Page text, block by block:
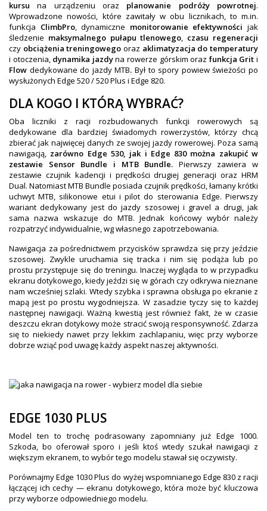
kursu na urządzeniu oraz planowanie podróży powrotnej.
Wprowadzone nowości, które zawitały w obu licznikach, to m.in.
funkcja ClimbPro, dynamiczne monitorowanie efektywności jak
śledzenie maksymalnego pułapu tlenowego, czasu regeneracji
czy obciążenia treningowego oraz aklimatyzacja do temperatury
i otoczenia,dynamika jazdyna rowerze górskim oraz funkcja Grit i
Flow dedykowane do jazdy MTB.Był to spory powiew świeżości po
wysłużonych Edge 520 / 520 Plus i Edge 820.
DLA KOGO I KTÓRĄ WYBRAĆ?
Oba liczniki z racji rozbudowanych funkcji rowerowych są
dedykowane dla bardziej świadomych rowerzystów, którzy chcą
zbierać jak najwięcej danych ze swojej jazdy rowerowej. Poza samą
nawigacją, zarówno Edge 530, jak i Edge 830 można zakupić w
zestawie Sensor Bundle i MTB Bundle. Pierwszy zawiera w
zestawie czujnik kadencji i prędkości drugiej generacji oraz HRM
Dual. Natomiast MTB Bundle posiada czujnik prędkości, łamany krótki
uchwyt MTB, silikonowe etui i pilot do sterowania Edge. Pierwszy
wariant dedykowany jest do jazdy szosowej i gravel a drugi, jak
sama nazwa wskazuje do MTB. Jednak końcowy wybór należy
rozpatrzyć indywidualnie, wg własnego zapotrzebowania.
Nawigacja za pośrednictwem przycisków sprawdza się przy jeździe
szosowej. Zwykle uruchamia się tracka i nim się podąża lub po
prostu przystępuje się do treningu. Inaczej wygląda to w przypadku
ekranu dotykowego, kiedy jeździ się w górach czy odkrywa nieznane
nam wcześniej szlaki. Wtedy szybka i sprawna obsługa po ekranie z
mapą jest po prostu wygodniejsza. W zasadzie tyczy się to każdej
następnej nawigacji. Ważną kwestią jest również fakt, że w czasie
deszczu ekran dotykowy może stracić swoją responsywność. Zdarza
się to niekiedy nawet przy lekkim zachlapaniu, więc przy wyborze
dobrze wziąć pod uwagę każdy aspekt naszej aktywności.
EDGE 1030 PLUS
Model ten to trochę podrasowany zapomniany już Edge 1000.
Szkoda, bo oferował sporo i jeśli ktoś wtedy szukał nawigacji z
większym ekranem, to wybór tego modelu stawał się oczywisty.
Porównajmy Edge 1030 Plus do wyżej wspomnianego Edge 830 z racji
łączącej ich cechy — ekranu dotykowego, która może być kluczowa
przy wyborze odpowiedniego modelu.